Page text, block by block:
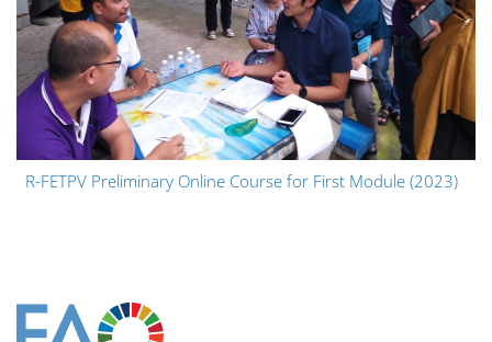
R-FETPV Preliminary Online Course for First Module (2023)